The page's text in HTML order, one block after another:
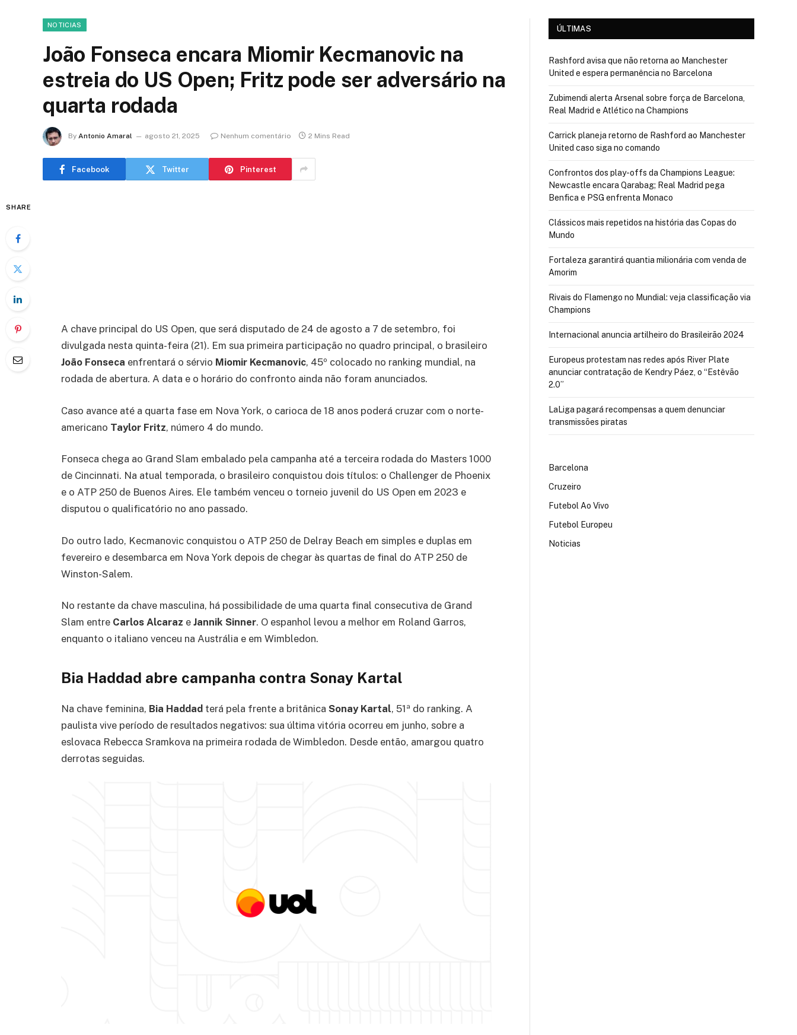
NOTICIAS
João Fonseca encara Miomir Kecmanovic na
estreia do US Open; Fritz pode ser adversário na
quarta rodada
By Antonio Amaral agosto 21, 2025 Nenhum comentário 2 Mins Read
Facebook Twitter Pinterest
SHARE
A chave principal do US Open, que será disputado de 24 de agosto a 7 de setembro, foi
divulgada nesta quinta-feira (21). Em sua primeira participação no quadro principal, o brasileiro
João Fonseca enfrentará o sérvio Miomir Kecmanovic, 45º colocado no ranking mundial, na
rodada de abertura. A data e o horário do confronto ainda não foram anunciados.
Caso avance até a quarta fase em Nova York, o carioca de 18 anos poderá cruzar com o norte-
americano Taylor Fritz, número 4 do mundo.
Fonseca chega ao Grand Slam embalado pela campanha até a terceira rodada do Masters 1000
de Cincinnati. Na atual temporada, o brasileiro conquistou dois títulos: o Challenger de Phoenix
e o ATP 250 de Buenos Aires. Ele também venceu o torneio juvenil do US Open em 2023 e
disputou o qualificatório no ano passado.
Do outro lado, Kecmanovic conquistou o ATP 250 de Delray Beach em simples e duplas em
fevereiro e desembarca em Nova York depois de chegar às quartas de final do ATP 250 de
Winston-Salem.
No restante da chave masculina, há possibilidade de uma quarta final consecutiva de Grand
Slam entre Carlos Alcaraz e Jannik Sinner. O espanhol levou a melhor em Roland Garros,
enquanto o italiano venceu na Austrália e em Wimbledon.
Bia Haddad abre campanha contra Sonay Kartal
Na chave feminina, Bia Haddad terá pela frente a britânica Sonay Kartal, 51ª do ranking. A
paulista vive período de resultados negativos: sua última vitória ocorreu em junho, sobre a
eslovaca Rebecca Sramkova na primeira rodada de Wimbledon. Desde então, amargou quatro
derrotas seguidas.
ÚLTIMAS
Rashford avisa que não retorna ao Manchester
United e espera permanência no Barcelona
Zubimendi alerta Arsenal sobre força de Barcelona,
Real Madrid e Atlético na Champions
Carrick planeja retorno de Rashford ao Manchester
United caso siga no comando
Confrontos dos play-offs da Champions League:
Newcastle encara Qarabag; Real Madrid pega
Benfica e PSG enfrenta Monaco
Clássicos mais repetidos na história das Copas do
Mundo
Fortaleza garantirá quantia milionária com venda de
Amorim
Rivais do Flamengo no Mundial: veja classificação via
Champions
Internacional anuncia artilheiro do Brasileirão 2024
Europeus protestam nas redes após River Plate
anunciar contratação de Kendry Páez, o “Estêvão
2.0”
LaLiga pagará recompensas a quem denunciar
transmissões piratas
Barcelona
Cruzeiro
Futebol Ao Vivo
Futebol Europeu
Noticias